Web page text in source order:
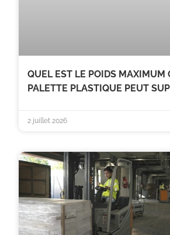
QUEL EST LE POIDS MAXIMUM
PALETTE PLASTIQUE PEUT
2 juillet 2026